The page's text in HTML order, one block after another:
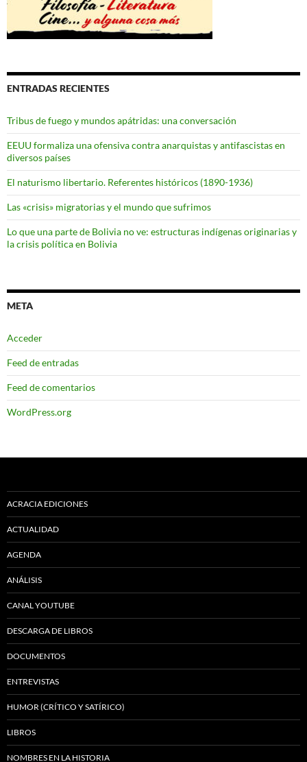
ENTRADAS RECIENTES
Tribus de fuego y mundos apátridas: una conversación
EEUU formaliza una ofensiva contra anarquistas y antifascistas en
diversos países
El naturismo libertario. Referentes históricos (1890-1936)
Las «crisis» migratorias y el mundo que sufrimos
Lo que una parte de Bolivia no ve: estructuras indígenas originarias y
la crisis política en Bolivia
META
Acceder
Feed de entradas
Feed de comentarios
WordPress.org
ACRACIA EDICIONES
ACTUALIDAD
AGENDA
ANÁLISIS
CANAL YOUTUBE
DESCARGA DE LIBROS
DOCUMENTOS
ENTREVISTAS
HUMOR (CRÍTICO Y SATÍRICO)
LIBROS
NOMBRES EN LA HISTORIA